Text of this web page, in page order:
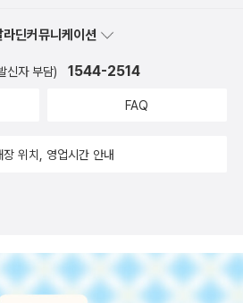
꾸며 어질게 철든다. 웃으며 일하면 팔
여문다. 노래하며 살림하면 콧노래가
돈다. 그렇지만 이제 온나라에서 웃음
무너진다고 느낀다. 집을 돌보고 아낄
내음 따라 걷다가 작은책집을 보았습니
평화》, 《곁말》, 《책숲마실》, 《우리말 수
딘커뮤니케이션
신자 부담) 1544-2514
FAQ
장 위치, 영업시간 안내